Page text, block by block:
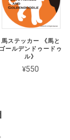
馬ステッカー 《馬と
ゴールデンドゥードゥ
ル》
¥550